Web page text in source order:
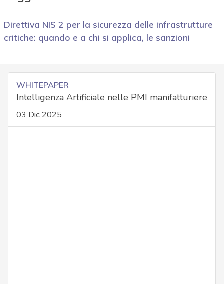
Direttiva NIS 2 per la sicurezza delle infrastrutture
critiche: quando e a chi si applica, le sanzioni
WHITEPAPER
Intelligenza Artificiale nelle PMI manifatturiere
03 Dic 2025